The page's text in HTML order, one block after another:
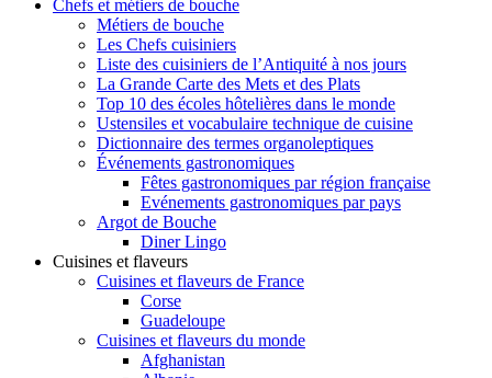
Chefs et métiers de bouche
Métiers de bouche
Les Chefs cuisiniers
Liste des cuisiniers de l’Antiquité à nos jours
La Grande Carte des Mets et des Plats
Top 10 des écoles hôtelières dans le monde
Ustensiles et vocabulaire technique de cuisine
Dictionnaire des termes organoleptiques
Événements gastronomiques
Fêtes gastronomiques par région française
Evénements gastronomiques par pays
Argot de Bouche
Diner Lingo
Cuisines et flaveurs
Cuisines et flaveurs de France
Corse
Guadeloupe
Cuisines et flaveurs du monde
Afghanistan